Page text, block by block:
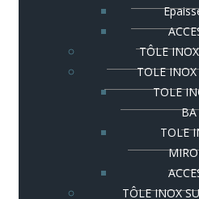
TÔLE
TOLE
TOLE
BA
TOLE
TÔLE INOX